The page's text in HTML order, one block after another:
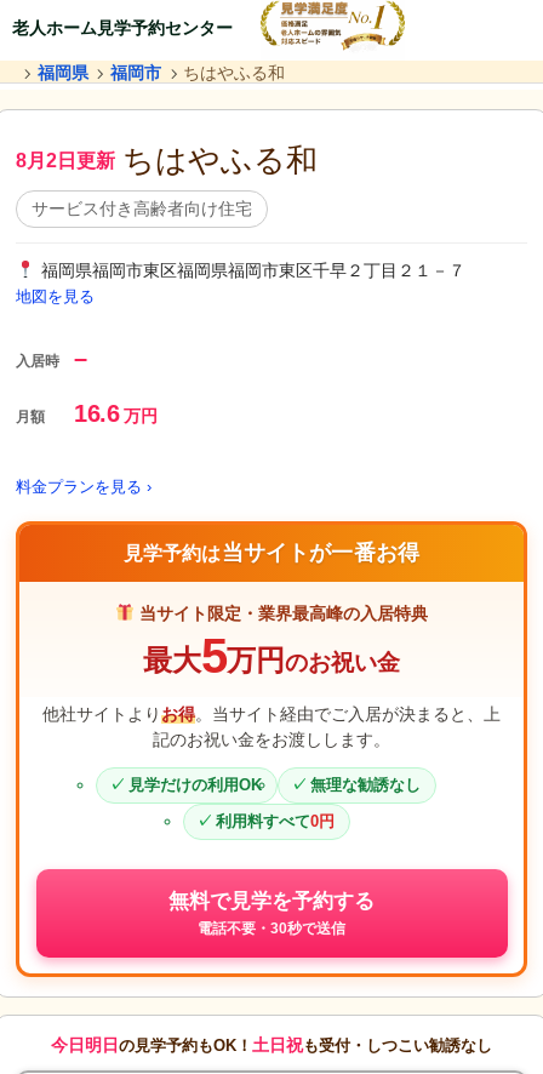
老人ホーム見学予約センター
福岡県 福岡市 ちはやふる和
8月2日更新 ちはやふる和
サービス付き高齢者向け住宅
福岡県福岡市東区福岡県福岡市東区千早２丁目２１－７
地図を見る
入居時 –
月額 16.6万円
料金プランを見る ›
見学予約は当サイトが一番お得
当サイト限定・業界最高峰の入居特典
最大5万円のお祝い金
他社サイトよりお得。当サイト経由でご入居が決まると、上
記のお祝い金をお渡しします。
見学だけの利用OK
無理な勧誘なし
利用料すべて0円
無料で見学を予約する
電話不要・30秒で送信
今日明日 の見学予約もOK！ 土日祝も受付・しつこい勧誘なし